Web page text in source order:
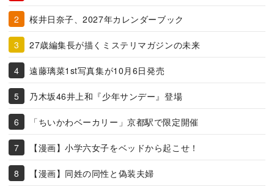
桜井日奈子、2027年カレンダーブック
27歳編集長が描くミステリマガジンの未来
遠藤璃菜1st写真集が10月6日発売
乃木坂46井上和『少年サンデー』登場
「ちいかわベーカリー」京都駅で限定開催
【漫画】小学六女子をベッドから起こせ！
【漫画】同姓の同性と偽装夫婦